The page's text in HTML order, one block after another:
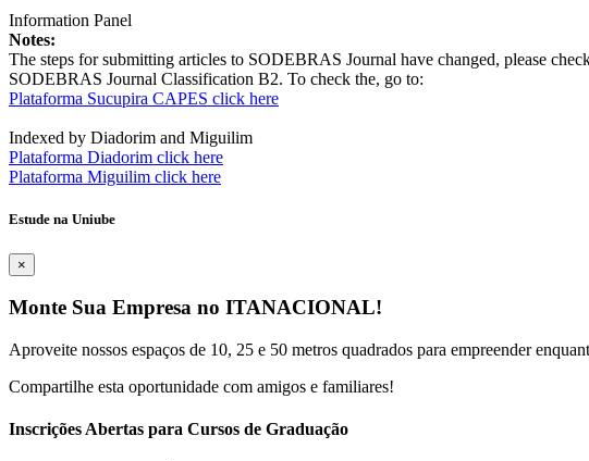
Information Panel
Notes:
The steps for submitting articles to SODEBRAS Journal have changed, please
SODEBRAS Journal Classification B2. To check the, go to:
Plataforma Sucupira CAPES click here
Indexed by Diadorim and Miguilim
Plataforma Diadorim click here
Plataforma Miguilim click here
Estude na Uniube
×
Monte Sua Empresa no ITANACIONAL!
Aproveite nossos espaços de 10, 25 e 50 metros quadrados para empreender
Compartilhe esta oportunidade com amigos e familiares!
Inscrições Abertas para Cursos de Graduação